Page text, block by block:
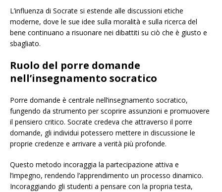
L’influenza di Socrate si estende alle discussioni etiche
moderne, dove le sue idee sulla moralità e sulla ricerca del
bene continuano a risuonare nei dibattiti su ciò che è giusto e
sbagliato.
Ruolo del porre domande
nell’insegnamento socratico
Porre domande è centrale nell’insegnamento socratico,
fungendo da strumento per scoprire assunzioni e promuovere
il pensiero critico. Socrate credeva che attraverso il porre
domande, gli individui potessero mettere in discussione le
proprie credenze e arrivare a verità più profonde.
Questo metodo incoraggia la partecipazione attiva e
l’impegno, rendendo l’apprendimento un processo dinamico.
Incoraggiando gli studenti a pensare con la propria testa,